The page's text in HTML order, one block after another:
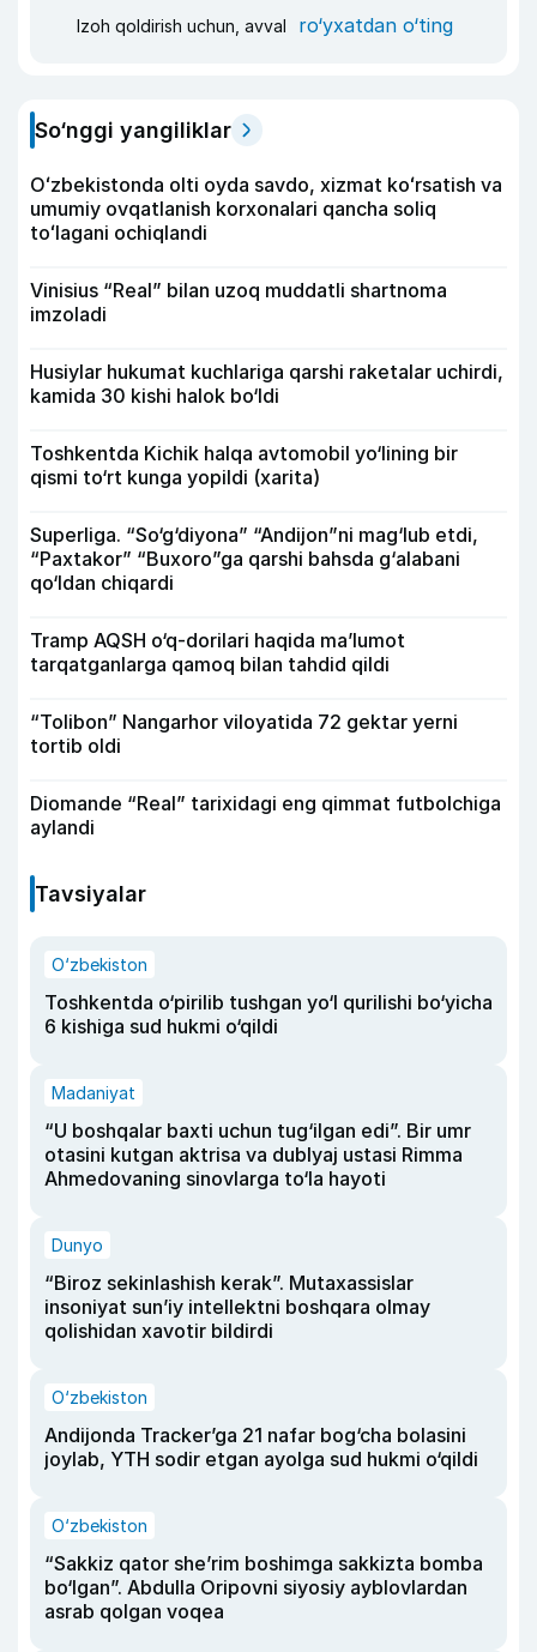
Izoh qoldirish uchun, avval ro‘yxatdan o‘ting
So‘nggi yangiliklar
Oʻzbekistonda olti oyda savdo, xizmat koʻrsatish va
umumiy ovqatlanish korxonalari qancha soliq
toʻlagani ochiqlandi
Vinisius “Real” bilan uzoq muddatli shartnoma
imzoladi
Husiylar hukumat kuchlariga qarshi raketalar uchirdi,
kamida 30 kishi halok bo‘ldi
Toshkentda Kichik halqa avtomobil yo‘lining bir
qismi to‘rt kunga yopildi (xarita)
Superliga. “So‘g‘diyona” “Andijon”ni mag‘lub etdi,
“Paxtakor” “Buxoro”ga qarshi bahsda g‘alabani
qo‘ldan chiqardi
Tramp AQSH o‘q-dorilari haqida ma’lumot
tarqatganlarga qamoq bilan tahdid qildi
“Tolibon” Nangarhor viloyatida 72 gektar yerni
tortib oldi
Diomande “Real” tarixidagi eng qimmat futbolchiga
aylandi
Tavsiyalar
O‘zbekiston
Toshkentda o‘pirilib tushgan yo‘l qurilishi bo‘yicha
6 kishiga sud hukmi o‘qildi
Madaniyat
“U boshqalar baxti uchun tug‘ilgan edi”. Bir umr
otasini kutgan aktrisa va dublyaj ustasi Rimma
Ahmedovaning sinovlarga to‘la hayoti
Dunyo
“Biroz sekinlashish kerak”. Mutaxassislar
insoniyat sun’iy intellektni boshqara olmay
qolishidan xavotir bildirdi
O‘zbekiston
Andijonda Tracker’ga 21 nafar bog‘cha bolasini
joylab, YTH sodir etgan ayolga sud hukmi o‘qildi
O‘zbekiston
“Sakkiz qator she’rim boshimga sakkizta bomba
bo‘lgan”. Abdulla Oripovni siyosiy ayblovlardan
asrab qolgan voqea